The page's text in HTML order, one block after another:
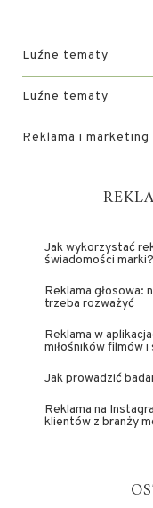
Luźne tematy
Luźne tematy
Reklama i marketing
Jak wykorzystać
świadomości marki?
Reklama głosowa:
trzeba rozważyć
Reklama w
miłośników filmów i
Jak prowadzić
Reklama na
klientów z branży